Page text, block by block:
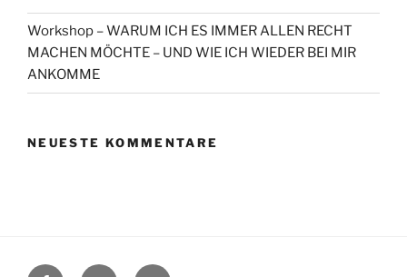
Workshop – WARUM ICH ES IMMER ALLEN RECHT
MACHEN MÖCHTE – UND WIE ICH WIEDER BEI MIR
ANKOMME
NEUESTE KOMMENTARE